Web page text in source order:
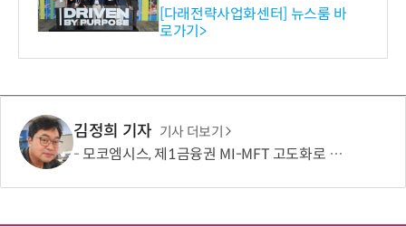
와의 비즈니스 미팅 지원…K
-바이오 해외 진출 교두보 확
보
[다래전략사업화센터] 뉴스룸 바
로가기>
김정희 기자 기사 더보기
모코엠시스, 제1금융권 MI-MFT 고도화로 대규모 인프라 통합 역량 입증